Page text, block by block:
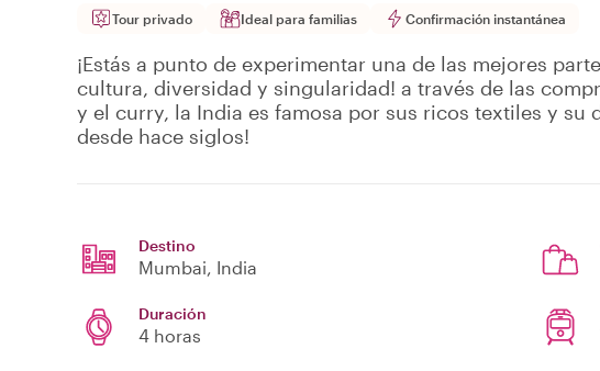
Tour privado Ideal para familias Confirmación instantánea
¡Estás a punto de experimentar una de las mejores
cultura, diversidad y singularidad! a través de las
y el curry, la India es famosa por sus ricos textiles y su
desde hace siglos!
Destino
Mumbai, India
Duración
4 horas